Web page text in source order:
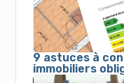
9 astuces à
immobiliers